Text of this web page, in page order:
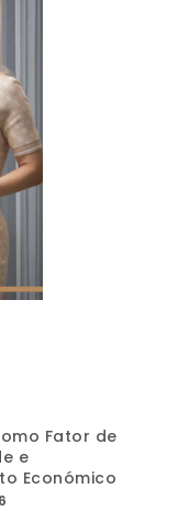
Fator de
e
Económico